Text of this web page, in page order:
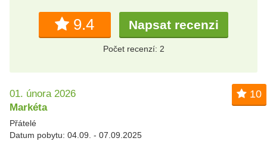
9.4 Napsat recenzi
Počet recenzí: 2
01. února 2026
Markéta
Přátelé
Datum pobytu: 04.09. - 07.09.2025
10